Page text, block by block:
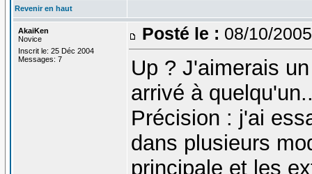
Revenir en haut
AkaiKen
Novice
Inscrit le: 25 Déc 2004
Messages: 7
Posté le : 08/10/
Up ? J'aimerais
arrivé à
Précision : j'ai
dans plusieurs
principale et les